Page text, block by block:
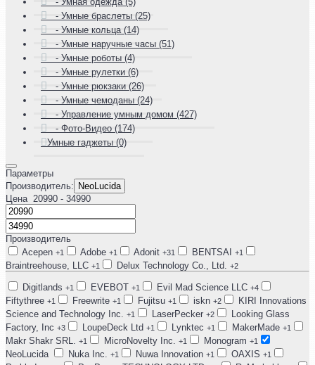
- Умные браслеты (25)
- Умные кольца (14)
- Умные наручные часы (51)
- Умные роботы (4)
- Умные рулетки (6)
- Умные рюкзаки (26)
- Умные чемоданы (24)
- Управление умным домом (427)
- Фото-Видео (174)
Умные гаджеты (0)
Параметры
Производитель: NeoLucida
Цена 20990 - 34990
Производитель
Acepen +1 Adobe +1 Adonit +31 BENTSAI +1
Braintreehouse, LLC +1 Delux Technology Co., Ltd. +2
Digitlands +1 EVEBOT +1 Evil Mad Science LLC +4
Fiftythree +1 Freewrite +1 Fujitsu +1 iskn +2
KIRI Innovations
Science and Technology Inc. +1 LaserPecker +2
Looking Glass
Factory, Inc +3 LoupeDeck Ltd +1 Lynktec +1 MakerMade +1
Makr Shakr SRL. +1 MicroNovelty Inc. +1 Monogram +1
NeoLucida Nuka Inc. +1 Nuwa Innovation +1 OAXIS +1